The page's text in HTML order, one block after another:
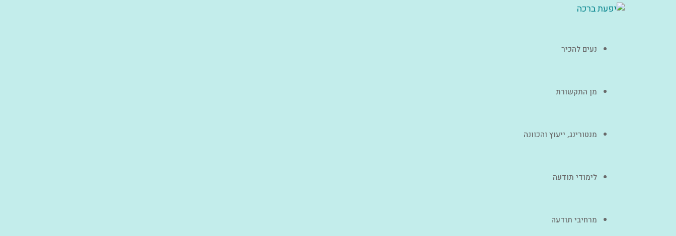
נעים להכיר
מן התקשורת
מנטורינג, ייעוץ והכוונה
לימודי תודעה
מרחיבי תודעה